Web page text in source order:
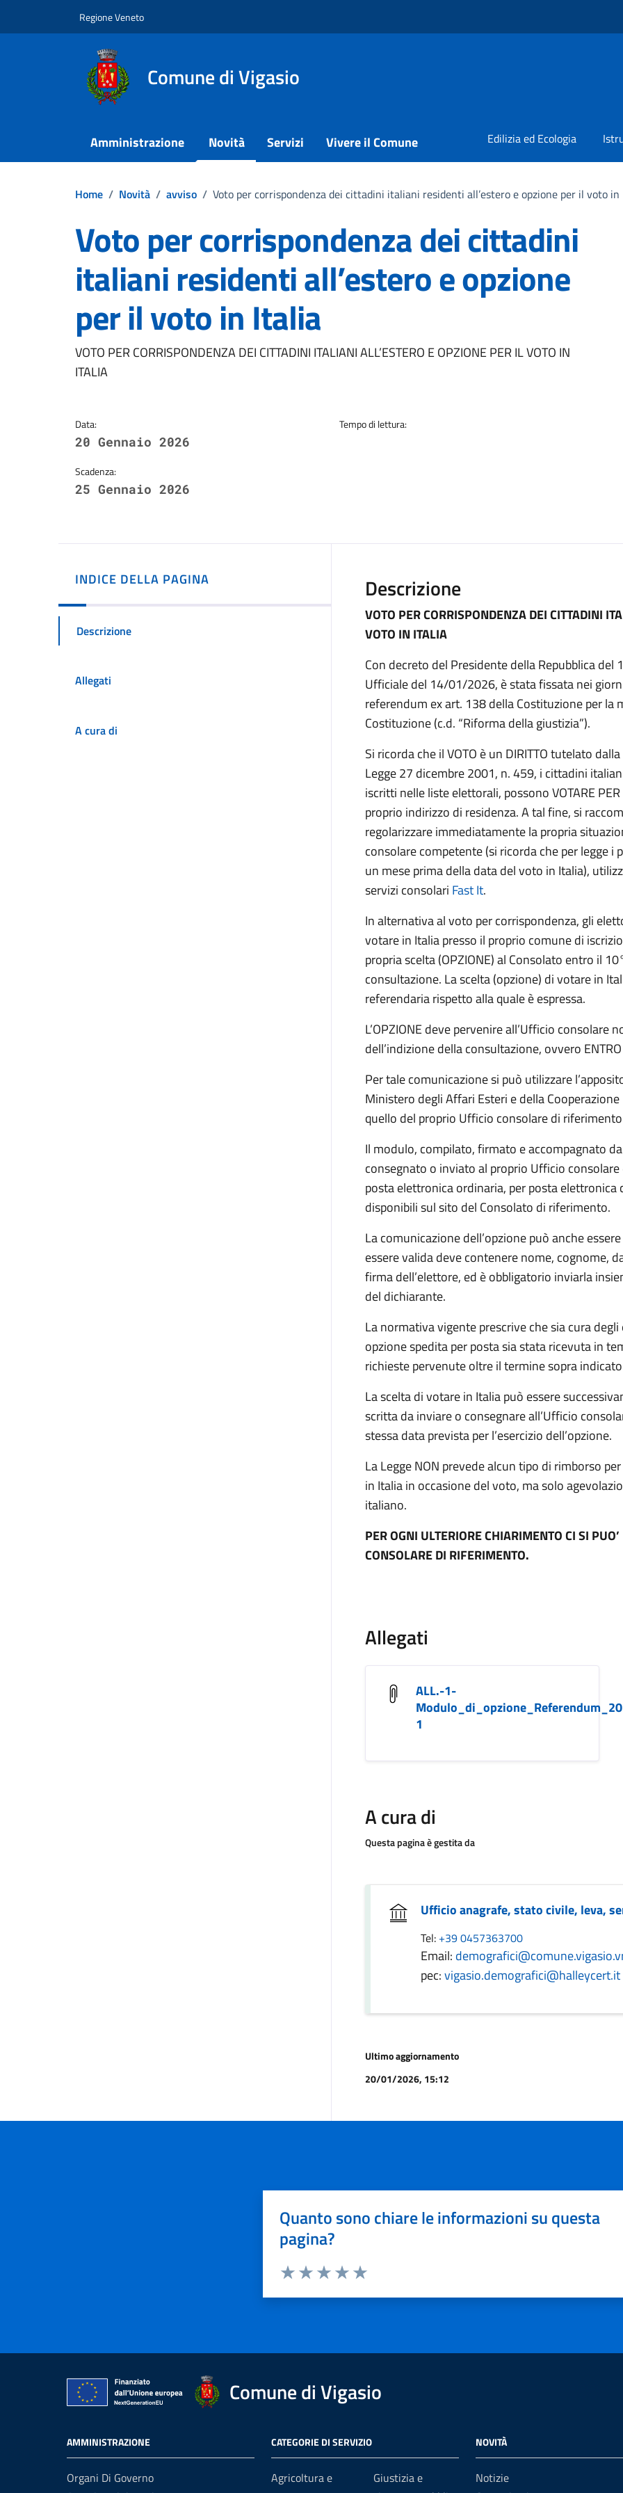
Regione Veneto
Comune di Vigasio
Amministrazione Novità Servizi Vivere il Comune Edilizia ed Ecologia
Home / Novità / avviso / Voto per corrispondenza dei cittadini italiani residenti all’estero e opzione per il voto
Voto per corrispondenza dei cittadini
italiani residenti all’estero e opzione
per il voto in Italia
Dettagli della notizia
VOTO PER CORRISPONDENZA DEI CITTADINI ITALIANI ALL’ESTERO E OPZIONE PER IL VOTO IN
ITALIA
Data:
20 Gennaio 2026
Scadenza:
25 Gennaio 2026
Tempo di lettura:
INDICE DELLA PAGINA
Descrizione
Allegati
A cura di
Descrizione
VOTO PER CORRISPONDENZA DEI CITTADINI
VOTO IN ITALIA
Con decreto del Presidente della Repubblica
Ufficiale del 14/01/2026, è stata fissata nei
referendum ex art. 138 della Costituzione per la
Costituzione (c.d. “Riforma della giustizia”).
Si ricorda che il VOTO è un DIRITTO tutelato
Legge 27 dicembre 2001, n. 459, i cittadini
iscritti nelle liste elettorali, possono VOTARE
proprio indirizzo di residenza. A tal fine, si
regolarizzare immediatamente la propria
consolare competente (si ricorda che per legge
un mese prima della data del voto in Italia),
servizi consolari Fast It.
In alternativa al voto per corrispondenza, gli
votare in Italia presso il proprio comune di
propria scelta (OPZIONE) al Consolato entro il
consultazione. La scelta (opzione) di votare in
referendaria rispetto alla quale è espressa.
L’OPZIONE deve pervenire all’Ufficio consolare
dell’indizione della consultazione, ovvero
Per tale comunicazione si può utilizzare
Ministero degli Affari Esteri e della
quello del proprio Ufficio consolare di
Il modulo, compilato, firmato e accompagnato
consegnato o inviato al proprio Ufficio
posta elettronica ordinaria, per posta
disponibili sul sito del Consolato di riferimento.
La comunicazione dell’opzione può anche
essere valida deve contenere nome, cognome,
firma dell’elettore, ed è obbligatorio inviarla
del dichiarante.
La normativa vigente prescrive che sia cura
opzione spedita per posta sia stata ricevuta in
richieste pervenute oltre il termine sopra
La scelta di votare in Italia può essere
scritta da inviare o consegnare all’Ufficio
stessa data prevista per l’esercizio dell’opzione.
La Legge NON prevede alcun tipo di rimborso
in Italia in occasione del voto, ma solo
italiano.
PER OGNI ULTERIORE CHIARIMENTO CI SI
CONSOLARE DI RIFERIMENTO.
Allegati
ALL.-1-
1
A cura di
Questa pagina è gestita da
Ufficio anagrafe, stato civile, leva,
Tel: +39 0457363700
Email:
pec:vigasio.demografici@halleycert.it
Ultimo aggiornamento
20/01/2026, 15:12
Quanto sono chiare le informazioni su questa
pagina?
Comune di Vigasio
AMMINISTRAZIONE
Organi Di Governo
CATEGORIE DI SERVIZIO
Agricoltura e
Giustizia e
NOVITÀ
Notizie